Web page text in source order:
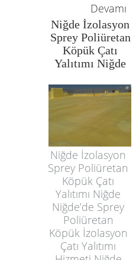
Devamı
Niğde İzolasyon
Sprey Poliüretan
Köpük Çatı
Yalıtımı Niğde
Niğde İzolasyon
Sprey Poliüretan
Köpük Çatı
Yalıtımı Niğde
Niğde’de Sprey
Poliüretan
Köpük İzolasyon
Çatı Yalıtımı